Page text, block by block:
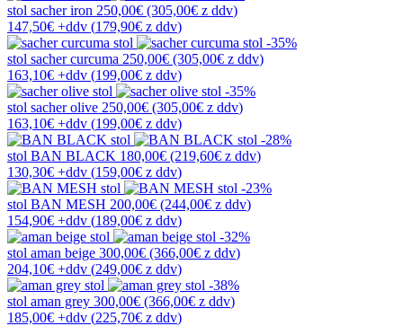
stol sacher iron 250,00€ (305,00€ z ddv)
147,50€ +ddv (179,90€ z ddv)
-35%
stol sacher curcuma 250,00€ (305,00€ z ddv)
163,10€ +ddv (199,00€ z ddv)
-35%
stol sacher olive 250,00€ (305,00€ z ddv)
163,10€ +ddv (199,00€ z ddv)
-28%
stol BAN BLACK 180,00€ (219,60€ z ddv)
130,30€ +ddv (159,00€ z ddv)
-23%
stol BAN MESH 200,00€ (244,00€ z ddv)
154,90€ +ddv (189,00€ z ddv)
-32%
stol aman beige 300,00€ (366,00€ z ddv)
204,10€ +ddv (249,00€ z ddv)
-38%
stol aman grey 300,00€ (366,00€ z ddv)
185,00€ +ddv (225,70€ z ddv)